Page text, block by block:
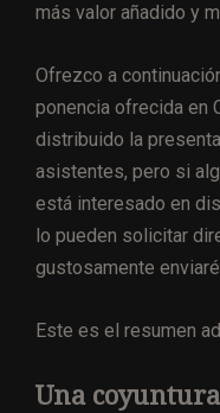
más valor añadido y
Ofrezco a
ponencia ofrecida en
distribuido la
asistentes, pero si
está interesado en
lo pueden solicitar
gustosamente
Este es el resumen
Una